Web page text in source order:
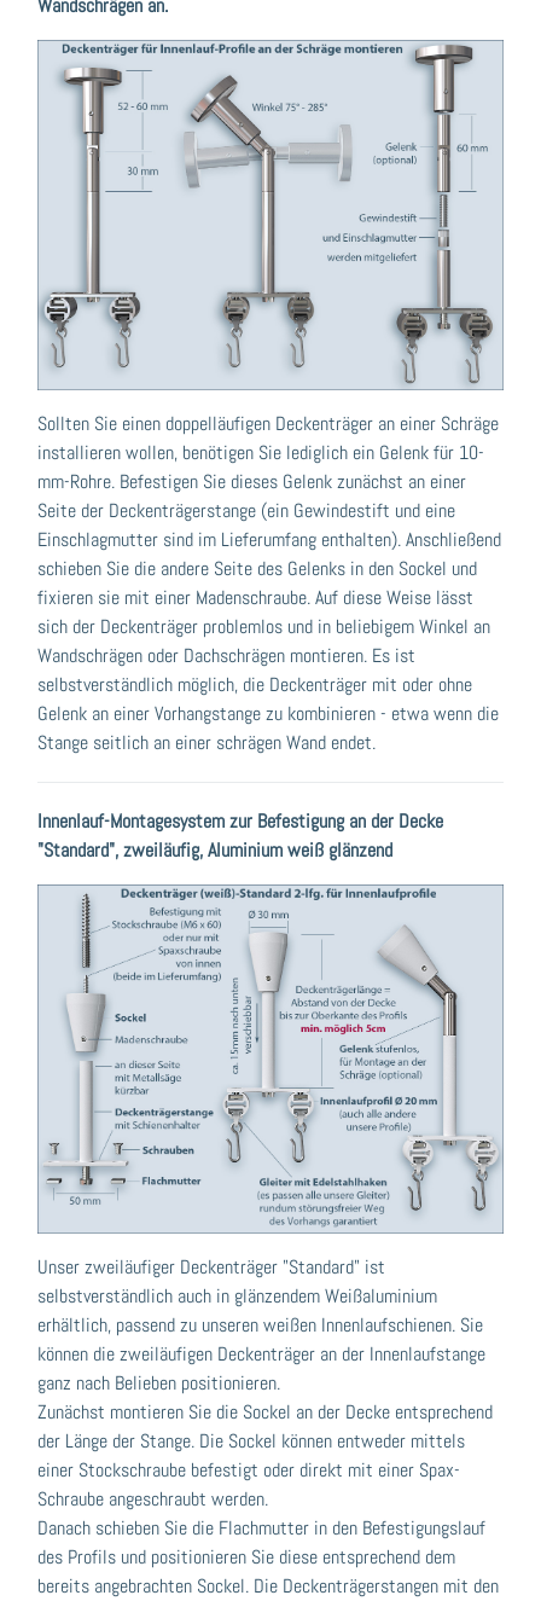
Wandschrägen an.
Sollten Sie einen doppelläufigen Deckenträger an einer Schräge
installieren wollen, benötigen Sie lediglich ein Gelenk für 10-
mm-Rohre. Befestigen Sie dieses Gelenk zunächst an einer
Seite der Deckenträgerstange (ein Gewindestift und eine
Einschlagmutter sind im Lieferumfang enthalten). Anschließend
schieben Sie die andere Seite des Gelenks in den Sockel und
fixieren sie mit einer Madenschraube. Auf diese Weise lässt
sich der Deckenträger problemlos und in beliebigem Winkel an
Wandschrägen oder Dachschrägen montieren. Es ist
selbstverständlich möglich, die Deckenträger mit oder ohne
Gelenk an einer Vorhangstange zu kombinieren - etwa wenn die
Stange seitlich an einer schrägen Wand endet.
Innenlauf-Montagesystem zur Befestigung an der Decke
"Standard", zweiläufig, Aluminium weiß glänzend
Unser zweiläufiger Deckenträger "Standard" ist
selbstverständlich auch in glänzendem Weißaluminium
erhältlich, passend zu unseren weißen Innenlaufschienen. Sie
können die zweiläufigen Deckenträger an der Innenlaufstange
ganz nach Belieben positionieren.
Zunächst montieren Sie die Sockel an der Decke entsprechend
der Länge der Stange. Die Sockel können entweder mittels
einer Stockschraube befestigt oder direkt mit einer Spax-
Schraube angeschraubt werden.
Danach schieben Sie die Flachmutter in den Befestigungslauf
des Profils und positionieren Sie diese entsprechend dem
bereits angebrachten Sockel. Die Deckenträgerstangen mit den